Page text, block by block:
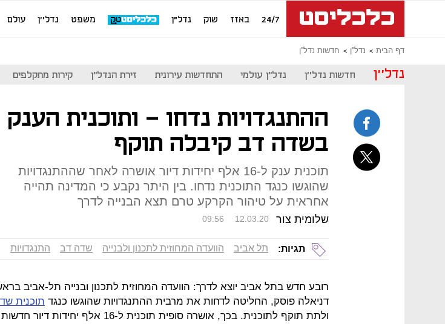
24/7 באזז שוק נדל"ן משפט נדל''ן עולם
דף הבית נדל''ן חדשות נדל''ן
נדל''ן חדשות נדל''ן נדל"ן עולמי התחדשות עירונית זירת הנדל"ן קירות מתקלפים
ההתנגדויות נדחו - ותוכנית הענק
בשדה דב קיבלה תוקף
תוכנית ענק ל-16 אלף יחידות דיור אושרה לאחר שההתנגדויות
שהוגשו כנגד התוכנית נדחו. בין היתר נקבע כי המדינה תהייה
אחראית על טיהור הקרקע טרם תצא הבנייה לדרך
שלומית צור 09:56 12.03.20
תגיות: תל אביב הוועדה המחוזית לתכנון ולבנייה שדה דב התנגדויות
רובע חדש בתל אביב יוצא לדרך: הוועדה המחוזית לתכנון ובנייה תל-אביב
דניאלה פוסק, החליטה לדחות את מרבית ההתנגדויות שהוגשו כנגד תוכנית
ולתת תוקף לתוכנית. בכך, אושרה סופית תוכנית ל-16 אלף יחידות